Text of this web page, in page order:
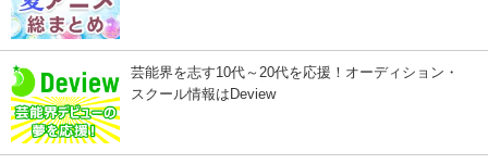
芸能界を志す10代～20代を応援！オーディション・
スクール情報はDeview